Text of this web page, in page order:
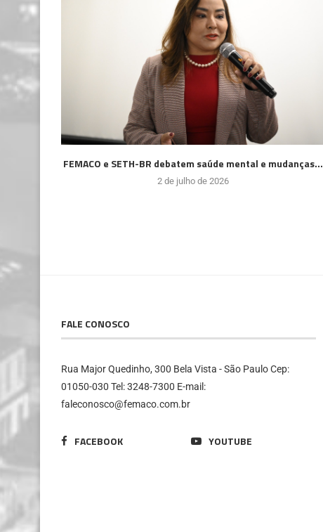
FEMACO e SETH-BR debatem saúde mental e mudanças...
2 de julho de 2026
FALE CONOSCO
Rua Major Quedinho, 300 Bela Vista - São Paulo Cep:
01050-030 Tel: 3248-7300 E-mail:
faleconosco@femaco.com.br
FACEBOOK YOUTUBE